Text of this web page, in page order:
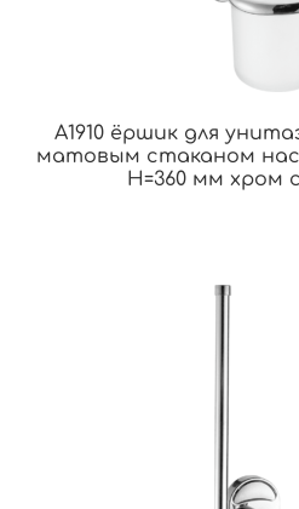
A1910 ёршик для
матовым стаканом
H=360 мм хром